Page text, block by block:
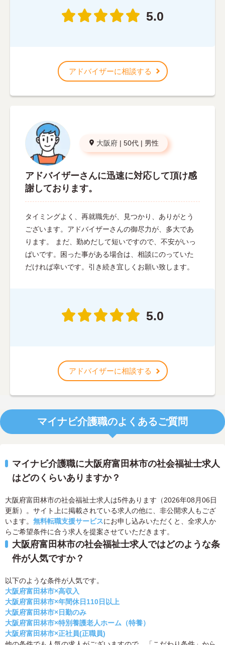
5.0
アドバイザーに相談する
大阪府 | 50代 | 男性
アドバイザーさんに迅速に対応して頂け感
謝しております。
タイミングよく、再就職先が、見つかり、ありがとう
ございます。アドバイザーさんの御尽力が、多大であ
ります。 まだ、勤めだして短いですので、不安がいっ
ぱいです。困った事がある場合は、相談にのっていた
だければ幸いです。引き続き宜しくお願い致します。
5.0
アドバイザーに相談する
マイナビ介護職のよくあるご質問
マイナビ介護職に大阪府富田林市の社会福祉士求人
はどのくらいありますか？
大阪府富田林市の社会福祉士求人は5件あります（2026年08月06日
更新）。サイト上に掲載されている求人の他に、非公開求人もござ
います。 無料転職支援サービスにお申し込みいただくと、全求人か
らご希望条件に合う求人を提案させていただきます。
大阪府富田林市の社会福祉士求人ではどのような条
件が人気ですか？
以下のような条件が人気です。
大阪府富田林市×高収入
大阪府富田林市×年間休日110日以上
大阪府富田林市×日勤のみ
大阪府富田林市×特別養護老人ホーム（特養）
大阪府富田林市×正社員(正職員)